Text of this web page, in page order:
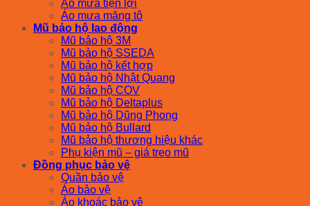
Áo mưa tiện lợi
Áo mưa măng tô
Mũ bảo hộ lao động
Mũ bảo hộ 3M
Mũ bảo hộ SSEDA
Mũ bảo hộ kết hợp
Mũ bảo hộ Nhật Quang
Mũ bảo hộ COV
Mũ bảo hộ Deltaplus
Mũ bảo hộ Dũng Phong
Mũ bảo hộ Bullard
Mũ bảo hộ thương hiệu khác
Phụ kiện mũ – giá treo mũ
Đồng phục bảo vệ
Quần bảo vệ
Áo bảo vệ
Áo khoác bảo vệ